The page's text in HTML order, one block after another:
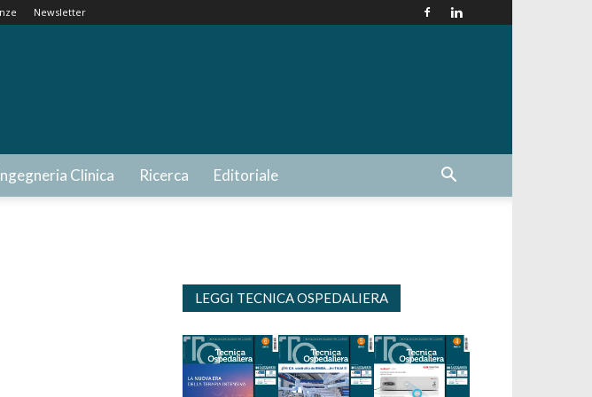
Newsletter
Clinica Ricerca Editoriale
LEGGI TECNICA OSPEDALIERA